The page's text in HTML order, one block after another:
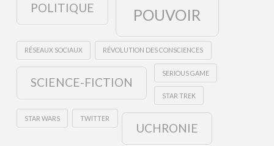
POLITIQUE POUVOIR
RÉSEAUX SOCIAUX RÉVOLUTION DES CONSCIENCES
SCIENCE-FICTION
SERIOUS GAME
STAR TREK
STAR WARS TWITTER
UCHRONIE